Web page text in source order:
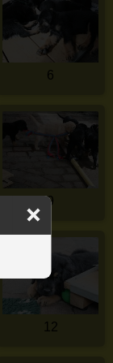
6
9
12